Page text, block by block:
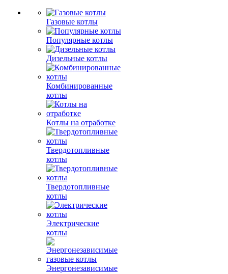
Газовые котлы
Популярные котлы
Дизельные котлы
Комбинированные
котлы
Котлы на отработке
Твердотопливные
котлы
Твердотопливные
котлы
Электрические
котлы
Энергонезависимые